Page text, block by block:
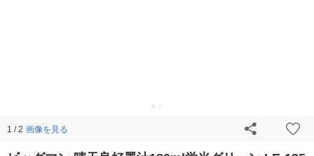
1 / 2 画像を見る